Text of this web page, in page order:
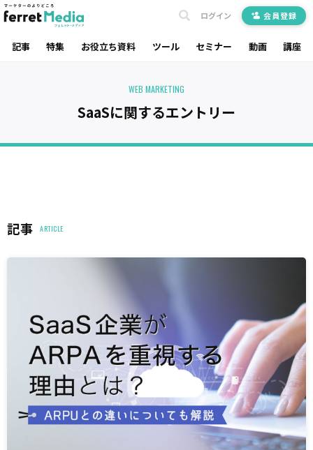
記事 特集 お役立ち資料 ツール セミナー 動画 講座
ログイン 会員登録
WEB MARKETING
SaaSに関するエントリー
記事 ARTICLE